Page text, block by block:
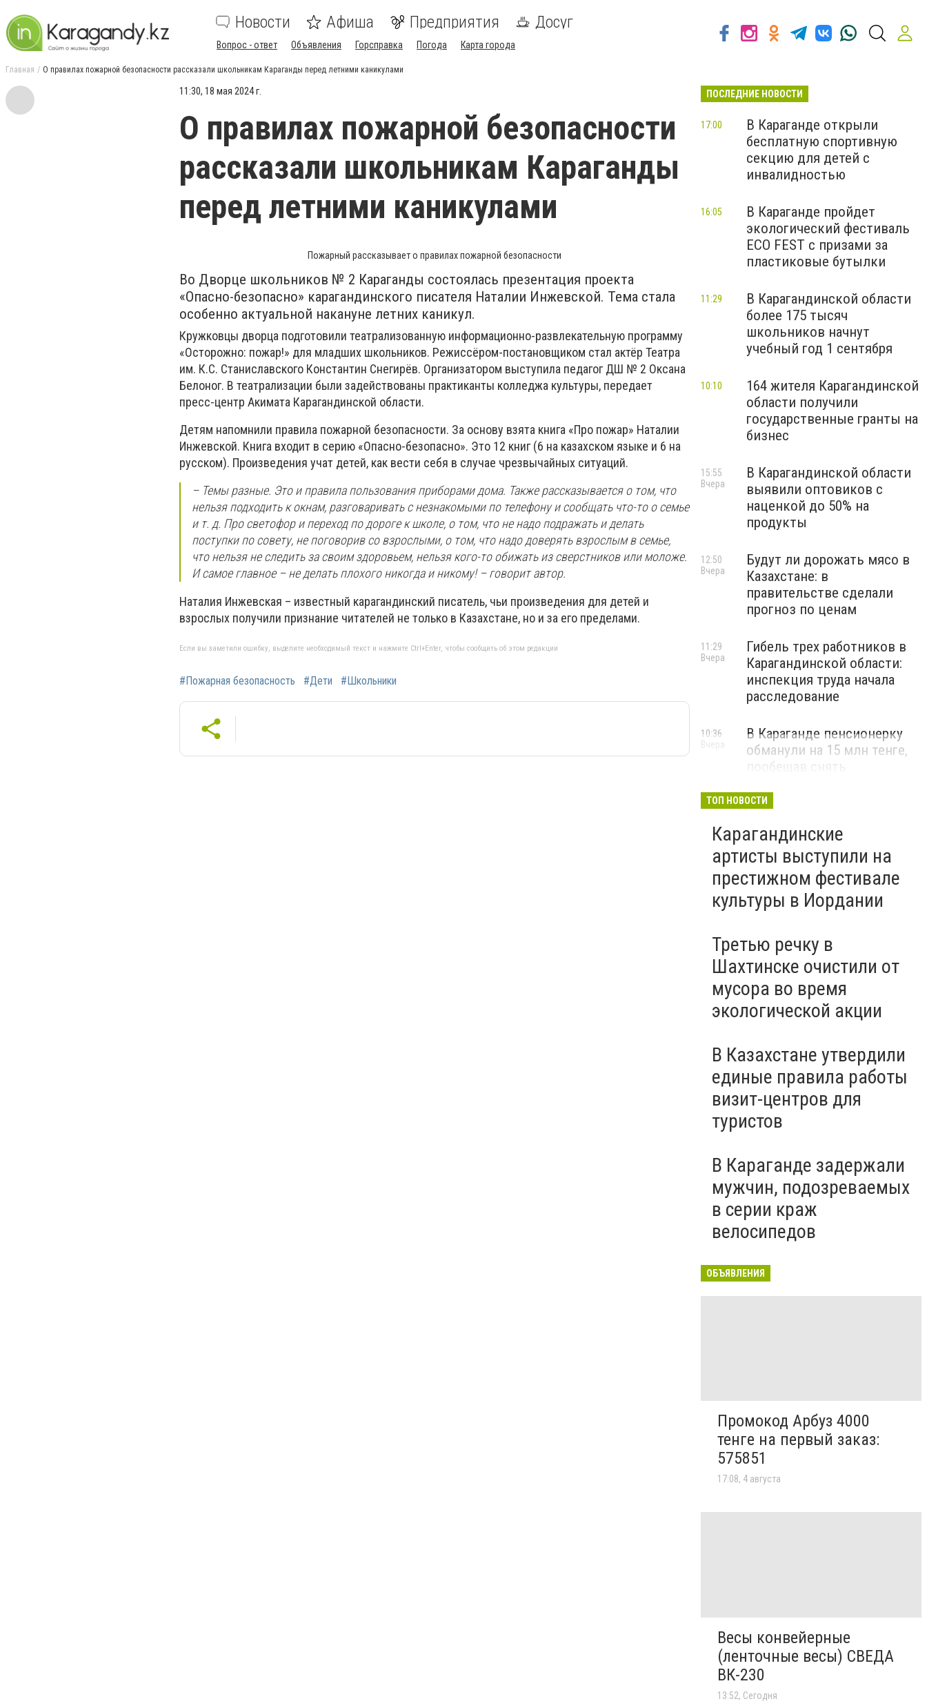
Новости Афиша Предприятия Досуг
Вопрос - ответ Объявления Горсправка Погода Карта города
Главная О правилах пожарной безопасности рассказали школьникам Караганды перед летними каникулами
11:30, 18 мая 2024 г.
О правилах пожарной безопасности
рассказали школьникам Караганды
перед летними каникулами
Пожарный рассказывает о правилах пожарной безопасности
Во Дворце школьников № 2 Караганды состоялась презентация проекта
«Опасно-безопасно» карагандинского писателя Наталии Инжевской. Тема стала
особенно актуальной накануне летних каникул.
Кружковцы дворца подготовили театрализованную информационно-развлекательную программу
«Осторожно: пожар!» для младших школьников. Режиссёром-постановщиком стал актёр Театра
им. К.С. Станиславского Константин Снегирёв. Организатором выступила педагог ДШ № 2 Оксана
Белоног. В театрализации были задействованы практиканты колледжа культуры, передает
пресс-центр Акимата Карагандинской области.
Детям напомнили правила пожарной безопасности. За основу взята книга «Про пожар» Наталии
Инжевской. Книга входит в серию «Опасно-безопасно». Это 12 книг (6 на казахском языке и 6 на
русском). Произведения учат детей, как вести себя в случае чрезвычайных ситуаций.
– Темы разные. Это и правила пользования приборами дома. Также рассказывается о том, что
нельзя подходить к окнам, разговаривать с незнакомыми по телефону и сообщать что-то о семье
и т. д. Про светофор и переход по дороге к школе, о том, что не надо подражать и делать
поступки по совету, не поговорив со взрослыми, о том, что надо доверять взрослым в семье,
что нельзя не следить за своим здоровьем, нельзя кого-то обижать из сверстников или моложе.
И самое главное – не делать плохого никогда и никому! – говорит автор.
Наталия Инжевская – известный карагандинский писатель, чьи произведения для детей и
взрослых получили признание читателей не только в Казахстане, но и за его пределами.
Если вы заметили ошибку, выделите необходимый текст и нажмите Ctrl+Enter, чтобы сообщить об этом редакции
#Пожарная безопасность #Дети #Школьники
ПОСЛЕДНИЕ НОВОСТИ
В Караганде открыли
бесплатную спортивную
секцию для детей с
инвалидностью
17:00
В Караганде пройдет
экологический фестиваль
ECO FEST с призами за
пластиковые бутылки
16:05
В Карагандинской области
более 175 тысяч
школьников начнут
учебный год 1 сентября
11:29
164 жителя Карагандинской
области получили
государственные гранты на
бизнес
10:10
В Карагандинской области
выявили оптовиков с
наценкой до 50% на
продукты
15:55
Вчера
Будут ли дорожать мясо в
Казахстане: в
правительстве сделали
прогноз по ценам
12:50
Вчера
Гибель трех работников в
Карагандинской области:
инспекция труда начала
расследование
11:29
Вчера
В Караганде пенсионерку
обманули на 15 млн тенге,
пообещав снять
ВИДЕО
10:36
Вчера
ТОП НОВОСТИ
Карагандинские
артисты выступили на
престижном фестивале
культуры в Иордании
Третью речку в
Шахтинске очистили от
мусора во время
экологической акции
В Казахстане утвердили
единые правила работы
визит-центров для
туристов
В Караганде задержали
мужчин, подозреваемых
в серии краж
велосипедов
ОБЪЯВЛЕНИЯ
Промокод Арбуз 4000
тенге на первый заказ:
575851
17:08, 4 августа
Весы конвейерные
(ленточные весы) СВЕДА
ВК-230
13:52, Сегодня